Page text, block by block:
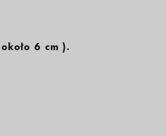
6 cm ).